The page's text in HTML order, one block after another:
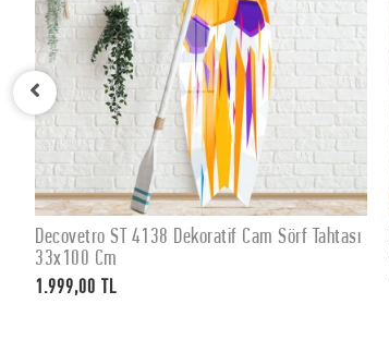
SEPETE EKLE
Decovetro ST 4138 Dekoratif Cam Sörf Tahtası
33x100 Cm
1.999,00 TL